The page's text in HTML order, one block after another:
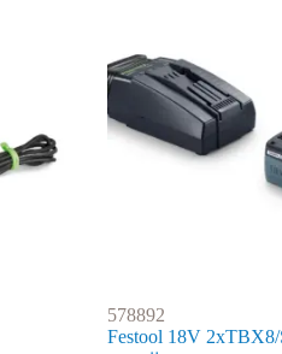
578892
Festool 18V 2xTBX8/